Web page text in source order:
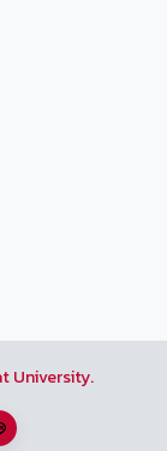
University.